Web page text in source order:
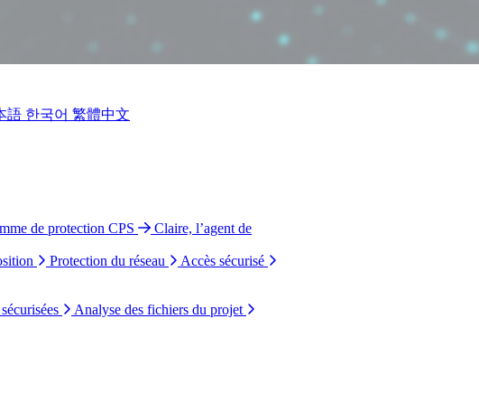
語 한국어 繁體中文
de protection CPS
Claire, l’agent de
Protection du réseau
Accès sécurisé
Analyse des fichiers du projet